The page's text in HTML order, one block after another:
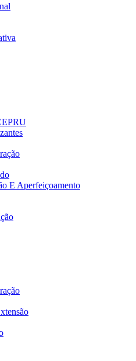
E Aperfeiçoamento